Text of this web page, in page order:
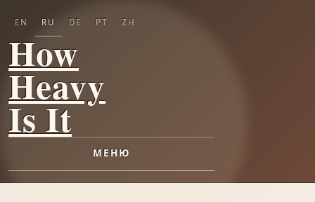
How
Heavy
Is It
МЕНЮ
EN RU DE PT ZH